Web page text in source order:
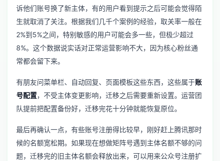
诉他们账号换了新主体，有的用户看到提示之后可能会觉得陌
生就取消了关注。根据我们几千个案例的经验，取关率一般在
2%到5%之间，特别敏感的用户可能会多一些，但极少超过
8%。这个数据说实话对正常运营影响不大，因为核心粉丝通
常都会留下来。
有朋友问菜单栏、自动回复、页面模板这些东西，这些属于账
号配置，不受主体变更影响，迁移之后需要重新设置。运营团
队提前把配置备份好，迁移完花十分钟就能恢复原位。
最后再确认一点，有些账号注册得比较早，刚好赶上腾讯那时
候的名额宽松期。如果现在想做矩阵号遇到主体名额不够的问
题，迁移完的旧主体名额会释放出来，可以用来公众号注册扩